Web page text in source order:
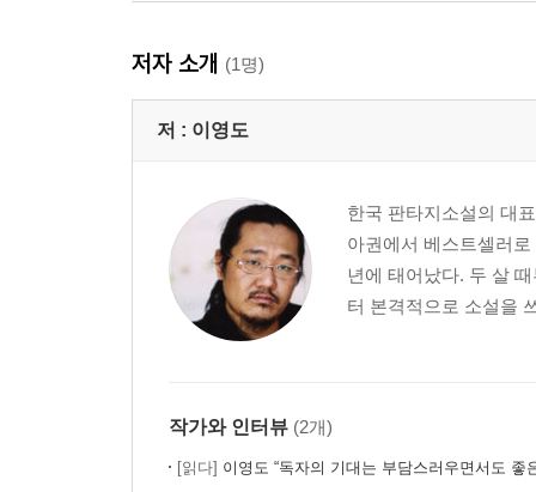
저자 소개 (1명)
저 : 이영도
한국 판타지소설의 대
아권에서 베스트셀러
년에 태어났다. 두 살
터 본격적으로 소설을
작가와 인터뷰 (2개)
[읽다] 이영도 “독자의 기대는 부담스러우면서도 좋